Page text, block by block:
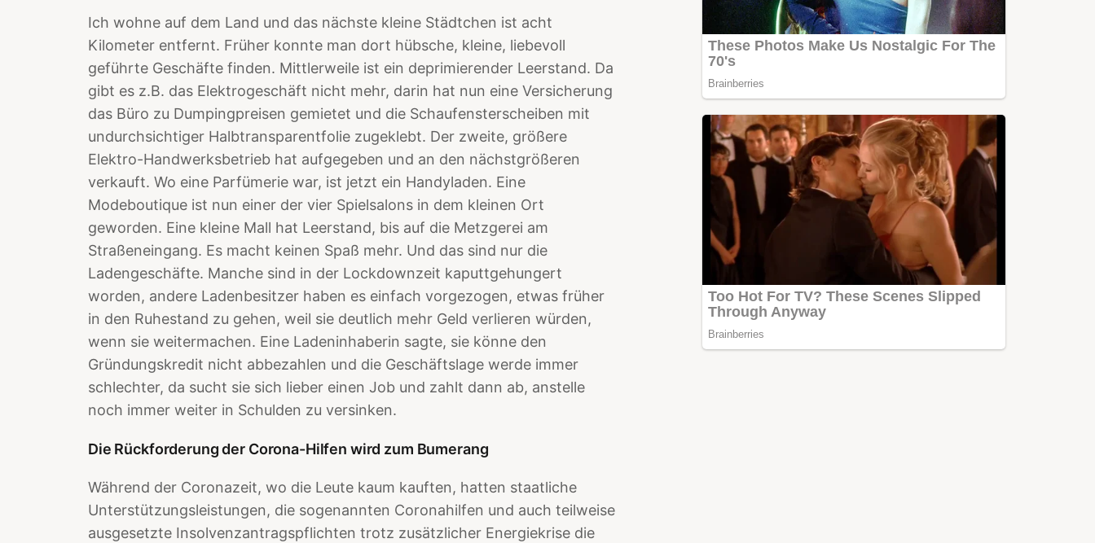
Ich wohne auf dem Land und das nächste kleine Städtchen ist acht
Kilometer entfernt. Früher konnte man dort hübsche, kleine, liebevoll
geführte Geschäfte finden. Mittlerweile ist ein deprimierender Leerstand. Da
gibt es z.B. das Elektrogeschäft nicht mehr, darin hat nun eine Versicherung
das Büro zu Dumpingpreisen gemietet und die Schaufensterscheiben mit
undurchsichtiger Halbtransparentfolie zugeklebt. Der zweite, größere
Elektro-Handwerksbetrieb hat aufgegeben und an den nächstgrößeren
verkauft. Wo eine Parfümerie war, ist jetzt ein Handyladen. Eine
Modeboutique ist nun einer der vier Spielsalons in dem kleinen Ort
geworden. Eine kleine Mall hat Leerstand, bis auf die Metzgerei am
Straßeneingang. Es macht keinen Spaß mehr. Und das sind nur die
Ladengeschäfte. Manche sind in der Lockdownzeit kaputtgehungert
worden, andere Ladenbesitzer haben es einfach vorgezogen, etwas früher
in den Ruhestand zu gehen, weil sie deutlich mehr Geld verlieren würden,
wenn sie weitermachen. Eine Ladeninhaberin sagte, sie könne den
Gründungskredit nicht abbezahlen und die Geschäftslage werde immer
schlechter, da sucht sie sich lieber einen Job und zahlt dann ab, anstelle
noch immer weiter in Schulden zu versinken.
Die Rückforderung der Corona-Hilfen wird zum Bumerang
Während der Coronazeit, wo die Leute kaum kauften, hatten staatliche
Unterstützungsleistungen, die sogenannten Coronahilfen und auch teilweise
ausgesetzte Insolvenzantragspflichten trotz zusätzlicher Energiekrise die